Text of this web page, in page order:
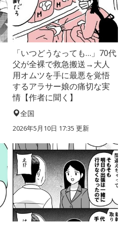
「いつどうなっても…」70代
父が全裸で救急搬送→大人
用オムツを手に最悪を覚悟
するアラサー娘の痛切な実
情【作者に聞く】
全国
2026年5月10日 17:35 更新